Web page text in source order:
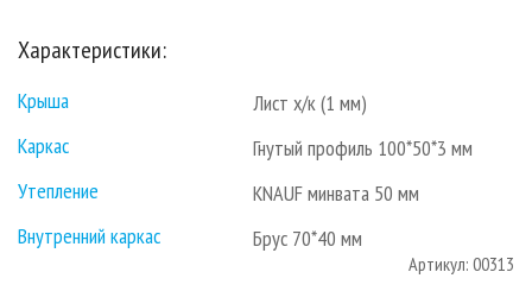
Характеристики:
Крыша
Лист х/к (1 мм)
Каркас
Гнутый профиль 100*50*3 мм
Утепление
KNAUF минвата 50 мм
Внутренний каркас
Брус 70*40 мм
Артикул: 00313